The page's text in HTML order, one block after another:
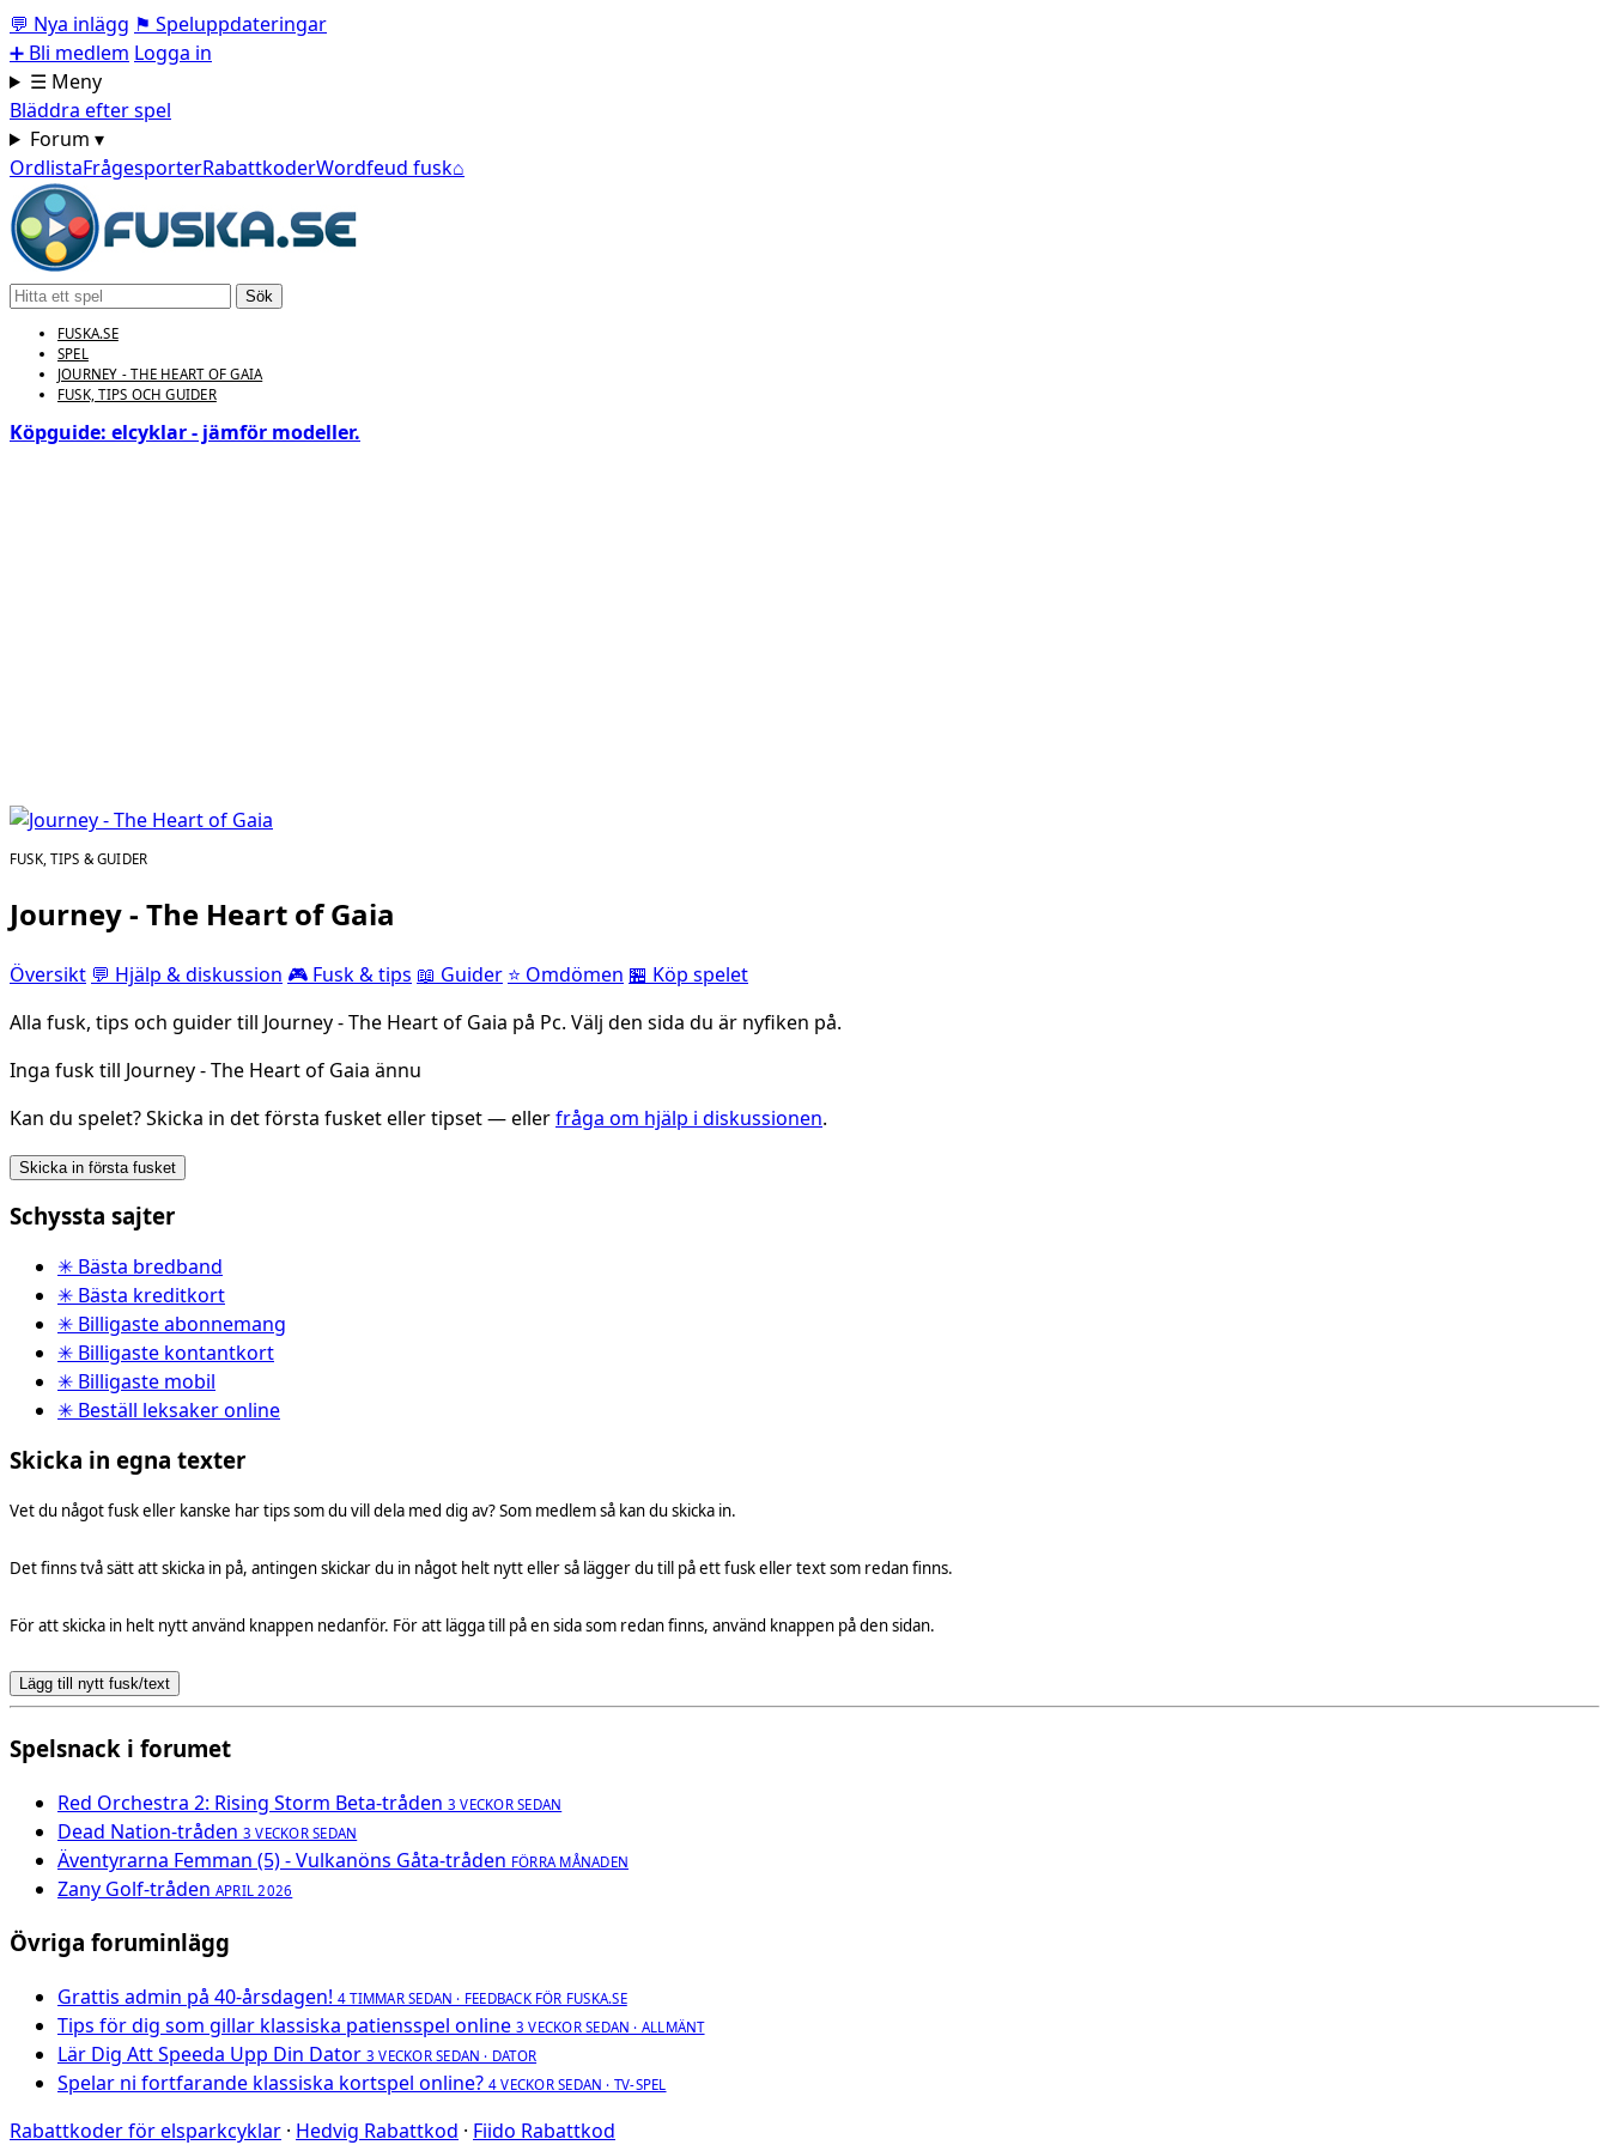
💬 Nya inlägg ⚑ Speluppdateringar
➕ Bli medlem Logga in
☰ Meny
Bläddra efter spel
Forum ▾
OrdlistaFrågesporterRabattkoderWordfeud fusk⌂
Sök
FUSKA.SE
SPEL
JOURNEY - THE HEART OF GAIA
FUSK, TIPS OCH GUIDER
Köpguide: elcyklar - jämför modeller.
FUSK, TIPS & GUIDER
Journey - The Heart of Gaia
Översikt 💬 Hjälp & diskussion 🎮 Fusk & tips 📖 Guider ⭐ Omdömen 🏪 Köp spelet
Alla fusk, tips och guider till Journey - The Heart of Gaia på Pc. Välj den sida du är nyfiken på.
Inga fusk till Journey - The Heart of Gaia ännu
Kan du spelet? Skicka in det första fusket eller tipset — ellerfråga om hjälp i diskussionen.
Skicka in första fusket
Schyssta sajter
✳ Bästa bredband
✳ Bästa kreditkort
✳ Billigaste abonnemang
✳ Billigaste kontantkort
✳ Billigaste mobil
✳ Beställ leksaker online
Skicka in egna texter
Vet du något fusk eller kanske har tips som du vill dela med dig av? Som medlem så kan du skicka in.
Det finns två sätt att skicka in på, antingen skickar du in något helt nytt eller så lägger du till på ett fusk eller text som redan finns.
För att skicka in helt nytt använd knappen nedanför. För att lägga till på en sida som redan finns, använd knappen på den sidan.
Lägg till nytt fusk/text
Spelsnack i forumet
Red Orchestra 2: Rising Storm Beta-tråden 3 VECKOR SEDAN
Dead Nation-tråden 3 VECKOR SEDAN
Äventyrarna Femman (5) - Vulkanöns Gåta-tråden FÖRRA MÅNADEN
Zany Golf-tråden APRIL 2026
Övriga foruminlägg
Grattis admin på 40-årsdagen! 4 TIMMAR SEDAN · FEEDBACK FÖR FUSKA.SE
Tips för dig som gillar klassiska patiensspel online 3 VECKOR SEDAN · ALLMÄNT
Lär Dig Att Speeda Upp Din Dator 3 VECKOR SEDAN · DATOR
Spelar ni fortfarande klassiska kortspel online? 4 VECKOR SEDAN · TV-SPEL
Rabattkoder för elsparkcyklar · Hedvig Rabattkod · Fiido Rabattkod